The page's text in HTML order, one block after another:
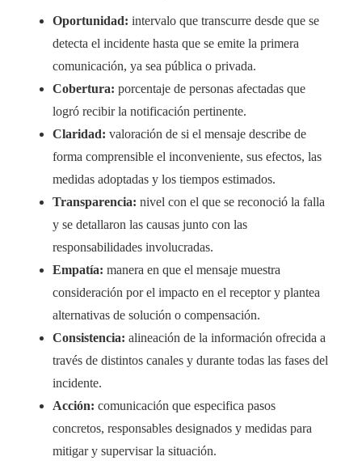
Oportunidad: intervalo que transcurre desde que se
detecta el incidente hasta que se emite la primera
comunicación, ya sea pública o privada.
Cobertura: porcentaje de personas afectadas que
logró recibir la notificación pertinente.
Claridad: valoración de si el mensaje describe de
forma comprensible el inconveniente, sus efectos, las
medidas adoptadas y los tiempos estimados.
Transparencia: nivel con el que se reconoció la falla
y se detallaron las causas junto con las
responsabilidades involucradas.
Empatía: manera en que el mensaje muestra
consideración por el impacto en el receptor y plantea
alternativas de solución o compensación.
Consistencia: alineación de la información ofrecida a
través de distintos canales y durante todas las fases del
incidente.
Acción: comunicación que especifica pasos
concretos, responsables designados y medidas para
mitigar y supervisar la situación.